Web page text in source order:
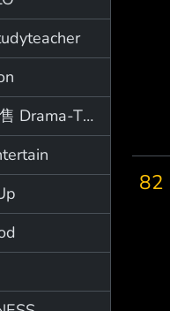
👉 藝文票券轉售 Drama-Ticket
82